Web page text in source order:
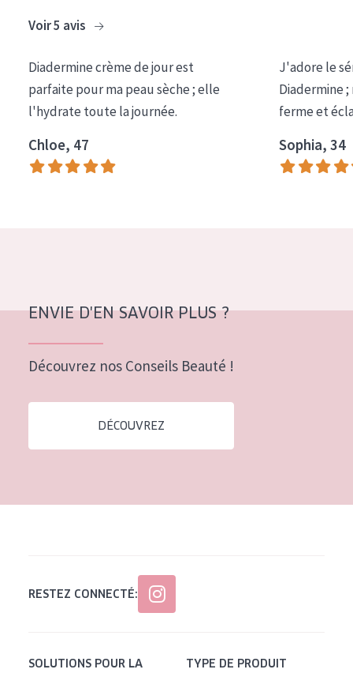
Crème pour les Yeux
Sérum
COLLECTION
Peau normale à sèche
Peau mature
Peau ménopausée
Âge : 55+
Voir 5 avis
Diadermine crème de jour est
parfaite pour ma peau sèche ; elle
l'hydrate toute la journée.
Chloe, 47
J'adore le
Diadermine
ferme et
Sophia, 34
ENVIE D'EN SAVOIR PLUS ?
Découvrez nos Conseils Beauté !
DÉCOUVREZ
RESTEZ CONNECTÉ:
SOLUTIONS POUR LA
TYPE DE PRODUIT